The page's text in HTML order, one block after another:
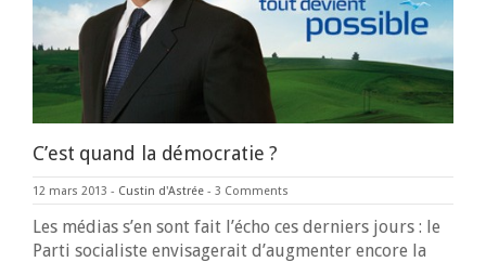
C’est quand la démocratie ?
12 mars 2013 - Custin d'Astrée - 3 Comments
Les médias s’en sont fait l’écho ces derniers jours : le
Parti socialiste envisagerait d’augmenter encore la